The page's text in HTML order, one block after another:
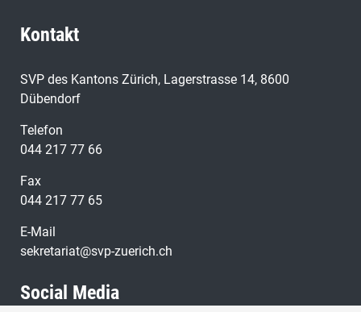
Kontakt
SVP des Kantons Zürich, Lagerstrasse 14, 8600
Dübendorf
Telefon
044 217 77 66
Fax
044 217 77 65
E-Mail
sekretariat@svp-zuerich.ch
Social Media